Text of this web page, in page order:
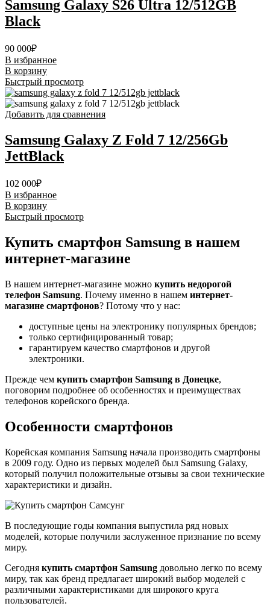
Samsung Galaxy S26 Ultra 12/512GB
Black
90 000₽
В избранное
В корзину
Быстрый просмотр
Добавить для сравнения
Samsung Galaxy Z Fold 7 12/256Gb
JettBlack
102 000₽
В избранное
В корзину
Быстрый просмотр
Купить смартфон Samsung в нашем
интернет-магазине
В нашем интернет-магазине можно купить недорогой
телефон Samsung. Почему именно в нашем интернет-
магазине смартфонов? Потому что у нас:
доступные цены на электронику популярных брендов;
только сертифицированный товар;
гарантируем качество смартфонов и другой
электроники.
Прежде чем купить смартфон Samsung в Донецке,
поговорим подробнее об особенностях и преимуществах
телефонов корейского бренда.
Особенности смартфонов
Корейская компания Samsung начала производить смартфоны
в 2009 году. Одно из первых моделей был Samsung Galaxy,
который получил положительные отзывы за свои технические
характеристики и дизайн.
В последующие годы компания выпустила ряд новых
моделей, которые получили заслуженное признание по всему
миру.
Сегодня купить смартфон Samsung довольно легко по всему
миру, так как бренд предлагает широкий выбор моделей с
различными характеристиками для широкого круга
пользователей.